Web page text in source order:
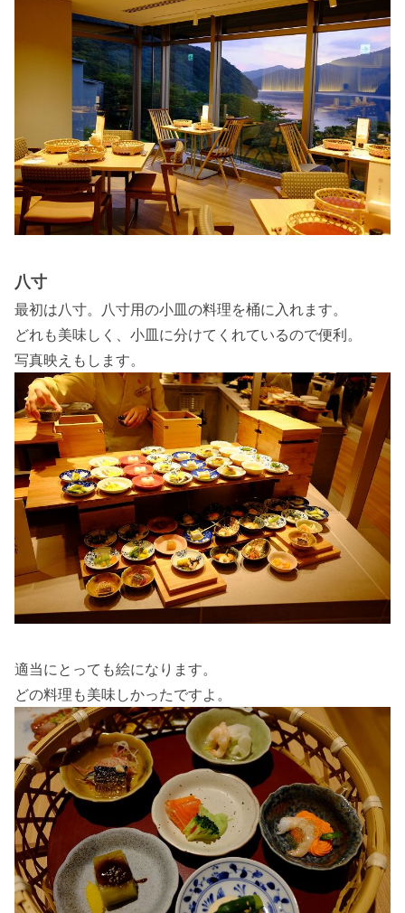
八寸
最初は八寸。八寸用の小皿の料理を桶に入れます。
どれも美味しく、小皿に分けてくれているので便利。
写真映えもします。
適当にとっても絵になります。
どの料理も美味しかったですよ。